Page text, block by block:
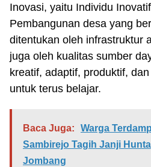
Inovasi, yaitu Individu
Pembangunan desa yang
ditentukan oleh infrastruktur
juga oleh kualitas sumber
kreatif, adaptif, produktif,
untuk terus belajar.
Baca Juga:
Warga
Sambirejo Tagih Janji
Jombang